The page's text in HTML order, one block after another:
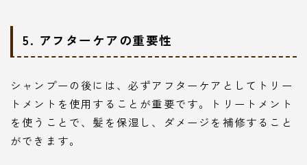
5. アフターケアの重要性
シャンプーの後には、必ずアフターケアとしてトリー
トメントを使用することが重要です。トリートメント
を使うことで、髪を保湿し、ダメージを補修すること
ができます。